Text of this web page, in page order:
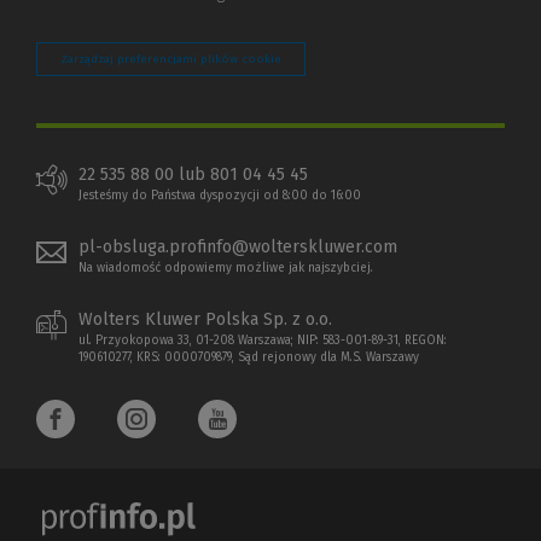
Zarządzaj preferencjami plików cookie
22 535 88 00 lub 801 04 45 45
Jesteśmy do Państwa dyspozycji od 8:00 do 16:00
pl-obsluga.profinfo@wolterskluwer.com
Na wiadomość odpowiemy możliwe jak najszybciej.
Wolters Kluwer Polska Sp. z o.o.
ul. Przyokopowa 33, 01-208 Warszawa; NIP: 583-001-89-31, REGON:
190610277, KRS: 0000709879, Sąd rejonowy dla M.S. Warszawy